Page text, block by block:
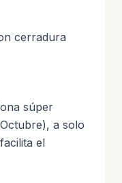
cerradura
súper
a solo
el